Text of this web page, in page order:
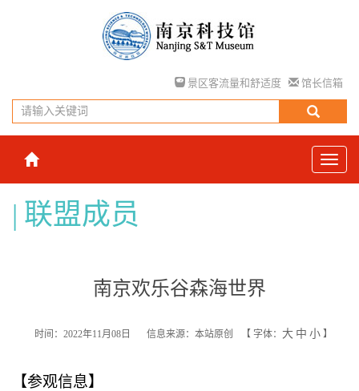
景区客流量和舒适度 馆长信箱
联盟成员
南京欢乐谷森海世界
时间：2022年11月08日 信息来源：本站原创 【 字体： 大 中 小 】
【参观信息】